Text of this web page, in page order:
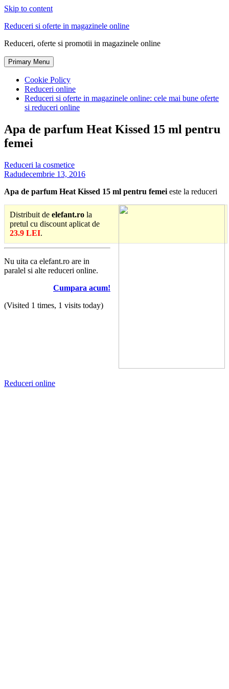
Skip to content
Reduceri si oferte in magazinele online
Reduceri, oferte si promotii in magazinele online
Primary Menu
Cookie Policy
Reduceri online
Reduceri si oferte in magazinele online: cele mai bune oferte
si reduceri online
Apa de parfum Heat Kissed 15 ml pentru
femei
Reduceri la cosmetice
Radudecembrie 13, 2016
Apa de parfum Heat Kissed 15 ml pentru femei este la reduceri
Distribuit de elefant.ro la
pretul cu discount aplicat de
23.9 LEI.
Nu uita ca elefant.ro are in
paralel si alte reduceri online.
Cumpara acum!
(Visited 1 times, 1 visits today)
Reduceri online